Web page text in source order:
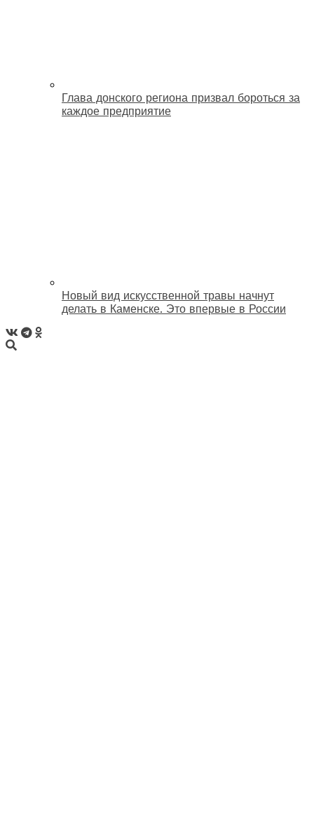
Глава донского региона призвал бороться за
каждое предприятие
Новый вид искусственной травы начнут
делать в Каменске. Это впервые в России